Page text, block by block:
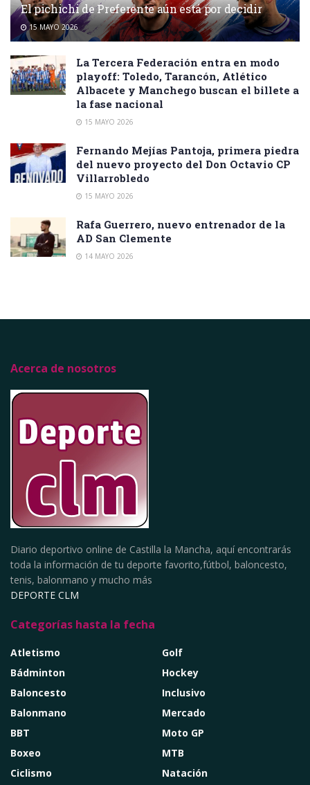
El pichichi de Preferente aún está por decidir
15 MAYO 2026
La Tercera Federación entra en modo
playoff: Toledo, Tarancón, Atlético
Albacete y Manchego buscan el billete a
la fase nacional
15 MAYO 2026
Fernando Mejías Pantoja, primera piedra
del nuevo proyecto del Don Octavio CP
Villarrobledo
15 MAYO 2026
Rafa Guerrero, nuevo entrenador de la
AD San Clemente
14 MAYO 2026
Acerca de nosotros
Diario deportivo online de Castilla la Mancha, aquí encontrarás
toda la información de tu deporte favorito,fútbol, baloncesto,
tenis, balonmano y mucho más
DEPORTE CLM
Categorías hasta la fecha
Atletismo
Bádminton
Baloncesto
Balonmano
BBT
Boxeo
Ciclismo
Golf
Hockey
Inclusivo
Mercado
Moto GP
MTB
Natación